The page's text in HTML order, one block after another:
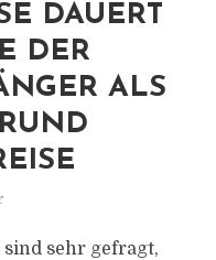
DAUERT
DER
ALS
sehr gefragt,